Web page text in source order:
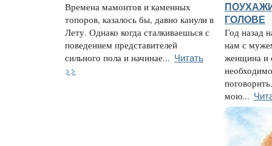
Времена мамонтов и каменных
топоров, казалось бы, давно канули в
Лету. Однако когда сталкиваешься с
поведением представителей
сильного пола и начинае... Читать
>>
ГОЛОВЕ
Год назад
нам с
женщина и
мою...